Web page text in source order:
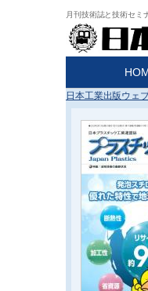
月刊技術誌と技術セミ
日本工業出版ウェ